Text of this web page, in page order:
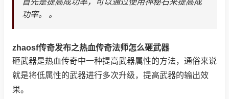
功率。 。
zhaosf传奇发布之热血传奇法师怎么砸武器
砸武器是热血传奇中一种提高武器属性的方法，通俗来说
就是将低属性的武器进行多次升级，提高武器的输出效
果。